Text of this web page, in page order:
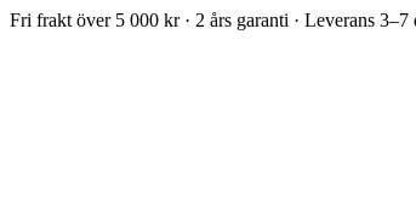
Fri frakt över 5 000 kr · 2 års garanti · Leverans 3–7